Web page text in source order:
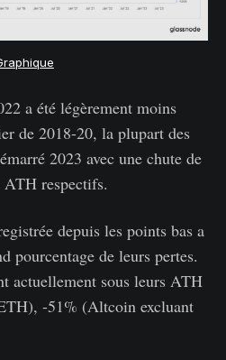
a été légèrement moins
de 2018-20, la plupart des
2023 avec une chute de
respectifs.
depuis les points bas a
pourcentage de leurs pertes.
actuellement sous leurs ATH
-51% (Altcoin excluant